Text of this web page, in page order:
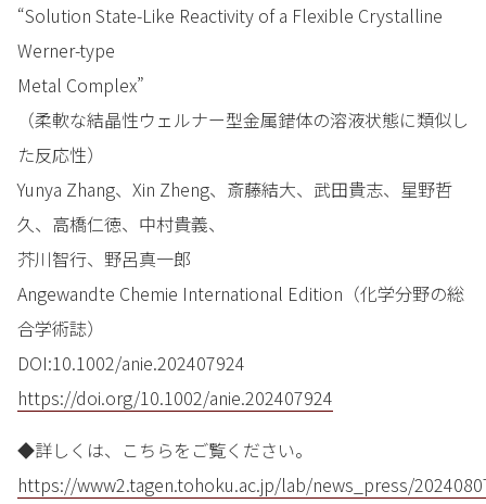
“Solution State-Like Reactivity of a Flexible Crystalline
Werner-type
Metal Complex”
（柔軟な結晶性ウェルナー型金属錯体の溶液状態に類似し
た反応性）
Yunya Zhang、Xin Zheng、斎藤結大、武田貴志、星野哲
久、高橋仁徳、中村貴義、
芥川智行、野呂真一郎
Angewandte Chemie International Edition（化学分野の総
合学術誌）
DOI:10.1002/anie.202407924
https://doi.org/10.1002/anie.202407924
◆詳しくは、こちらをご覧ください。
https://www2.tagen.tohoku.ac.jp/lab/news_press/